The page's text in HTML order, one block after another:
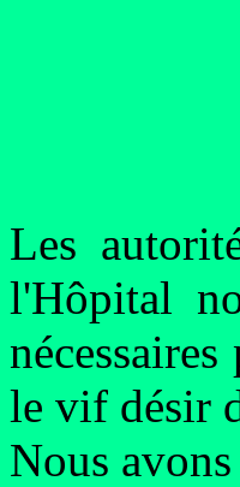
Les
l'Hôpital
le vif désir
Nous